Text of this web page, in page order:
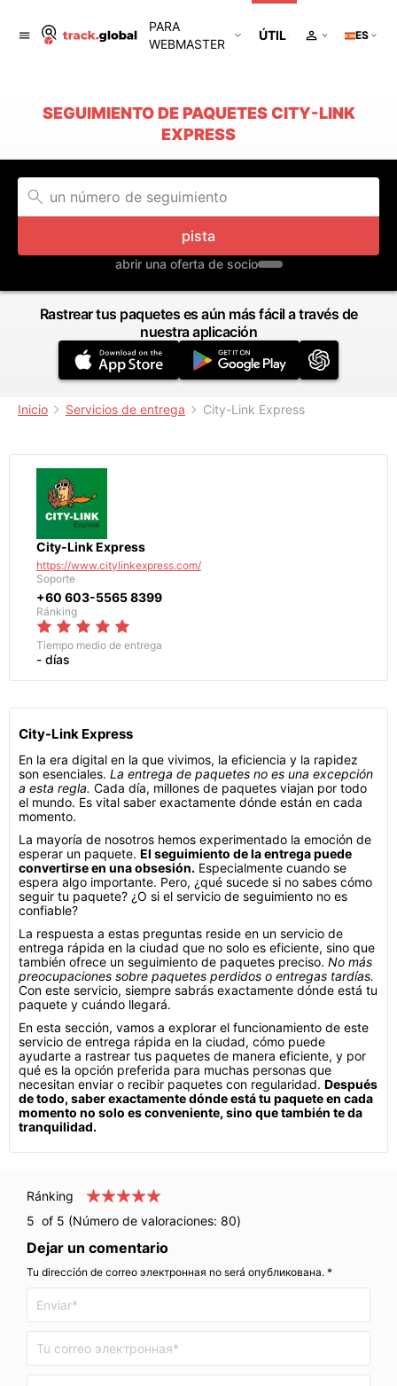
PARA
WEBMASTER
ÚTIL ES
SEGUIMIENTO DE PAQUETES CITY-LINK
EXPRESS
pista
abrir una oferta de socio
Rastrear tus paquetes es aún más fácil a través de
nuestra aplicación
Inicio Servicios de entrega City-Link Express
City-Link Express
https://www.citylinkexpress.com/
Soporte
+60 603-5565 8399
Ránking
Tiempo medio de entrega
- días
City-Link Express
En la era digital en la que vivimos, la eficiencia y la rapidez
son esenciales. La entrega de paquetes no es una excepción
a esta regla. Cada día, millones de paquetes viajan por todo
el mundo. Es vital saber exactamente dónde están en cada
momento.
La mayoría de nosotros hemos experimentado la emoción de
esperar un paquete. El seguimiento de la entrega puede
convertirse en una obsesión. Especialmente cuando se
espera algo importante. Pero, ¿qué sucede si no sabes cómo
seguir tu paquete? ¿O si el servicio de seguimiento no es
confiable?
La respuesta a estas preguntas reside en un servicio de
entrega rápida en la ciudad que no solo es eficiente, sino que
también ofrece un seguimiento de paquetes preciso. No más
preocupaciones sobre paquetes perdidos o entregas tardías.
Con este servicio, siempre sabrás exactamente dónde está tu
paquete y cuándo llegará.
En esta sección, vamos a explorar el funcionamiento de este
servicio de entrega rápida en la ciudad, cómo puede
ayudarte a rastrear tus paquetes de manera eficiente, y por
qué es la opción preferida para muchas personas que
necesitan enviar o recibir paquetes con regularidad. Después
de todo, saber exactamente dónde está tu paquete en cada
momento no solo es conveniente, sino que también te da
tranquilidad.
Ránking
5 of 5 (Número de valoraciones: 80)
Dejar un comentario
Tu dirección de correo электронная no será опубликована. *